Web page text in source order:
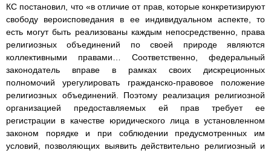
КС постановил, что «в отличие от прав, которые конкретизируют
свободу вероисповедания в ее индивидуальном аспекте, то
есть могут быть реализованы каждым непосредственно, права
религиозных объединений по своей природе являются
коллективными правами… Соответственно, федеральный
законодатель вправе в рамках своих дискреционных
полномочий урегулировать гражданско-правовое положение
религиозных объединений. Поэтому реализация религиозной
организацией предоставляемых ей прав требует ее
регистрации в качестве юридического лица в установленном
законом порядке и при соблюдении предусмотренных им
условий, позволяющих выявить действительно религиозный и